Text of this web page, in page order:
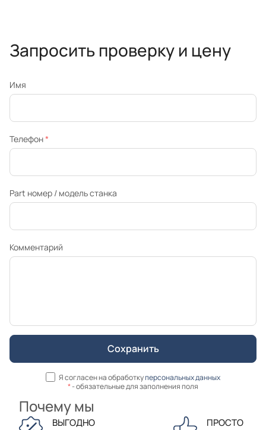
Запросить проверку и цену
Имя
Телефон*
Part номер / модель станка
Комментарий
Я согласен на обработкуперсональных данных
*- обязательные для заполнения поля
Почему мы
ВЫГОДНО ПРОСТО